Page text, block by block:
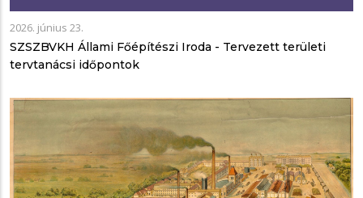
2026. június 23.
SZSZBVKH Állami Főépítészi Iroda - Tervezett területi
tervtanácsi időpontok